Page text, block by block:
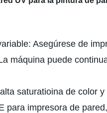
Asegúrese de
máquina puede
saturatioina de color
para impresora de